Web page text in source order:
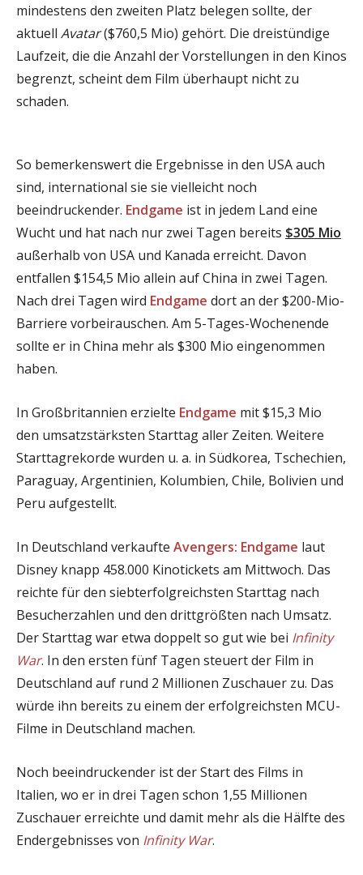
mindestens den zweiten Platz belegen sollte, der
aktuell Avatar($760,5 Mio) gehört. Die dreistündige
Laufzeit, die die Anzahl der Vorstellungen in den Kinos
begrenzt, scheint dem Film überhaupt nicht zu
schaden.
So bemerkenswert die Ergebnisse in den USA auch
sind, international sie sie vielleicht noch
beeindruckender. Endgame ist in jedem Land eine
Wucht und hat nach nur zwei Tagen bereits $305 Mio
außerhalb von USA und Kanada erreicht. Davon
entfallen $154,5 Mio allein auf China in zwei Tagen.
Nach drei Tagen wird Endgame dort an der $200-Mio-
Barriere vorbeirauschen. Am 5-Tages-Wochenende
sollte er in China mehr als $300 Mio eingenommen
haben.
In Großbritannien erzielte Endgame mit $15,3 Mio
den umsatzstärksten Starttag aller Zeiten. Weitere
Starttagrekorde wurden u. a. in Südkorea, Tschechien,
Paraguay, Argentinien, Kolumbien, Chile, Bolivien und
Peru aufgestellt.
In Deutschland verkaufte Avengers: Endgame laut
Disney knapp 458.000 Kinotickets am Mittwoch. Das
reichte für den siebterfolgreichsten Starttag nach
Besucherzahlen und den drittgrößten nach Umsatz.
Der Starttag war etwa doppelt so gut wie bei Infinity
War. In den ersten fünf Tagen steuert der Film in
Deutschland auf rund 2 Millionen Zuschauer zu. Das
würde ihn bereits zu einem der erfolgreichsten MCU-
Filme in Deutschland machen.
Noch beeindruckender ist der Start des Films in
Italien, wo er in drei Tagen schon 1,55 Millionen
Zuschauer erreichte und damit mehr als die Hälfte des
Endergebnisses von Infinity War.